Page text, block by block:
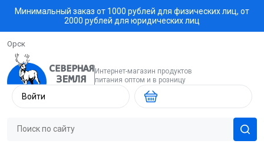
Минимальный заказ от 1000 рублей для физических лиц, от
2000 рублей для юридических лиц
Орск
Интернет-магазин продуктов
питания оптом и в розницу
Войти